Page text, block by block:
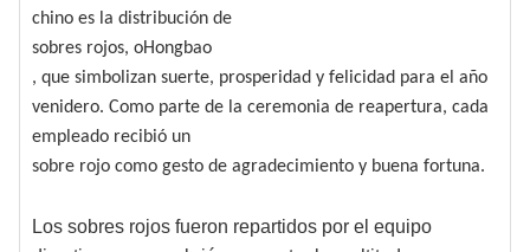
chino es la distribución de
sobres rojos, oHongbao
, que simbolizan suerte, prosperidad y felicidad para el año
venidero. Como parte de la ceremonia de reapertura, cada
empleado recibió un
sobre rojo como gesto de agradecimiento y buena fortuna.
Los sobres rojos fueron repartidos por el equipo